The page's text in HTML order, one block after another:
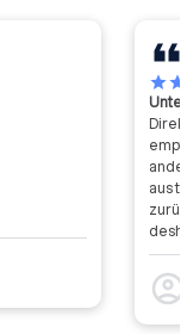
starstar
aus
dass
account_circle